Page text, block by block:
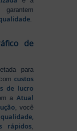
.
de
para
custos
de lucro
a Atual
, você
rápidos,